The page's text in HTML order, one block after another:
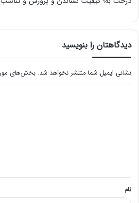
دیدگاهتان را بنویسید
نشانی ایمیل شما منتشر نخواهد شد. بخش‌های
*
نام